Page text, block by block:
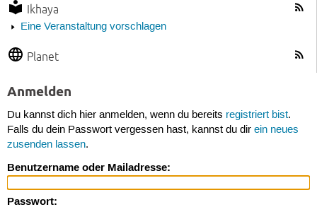
Ikhaya
Eine Veranstaltung vorschlagen
Planet
Anmelden
Du kannst dich hier anmelden, wenn du bereits registriert bist.
Falls du dein Passwort vergessen hast, kannst du dir ein neues
zusenden lassen.
Benutzername oder Mailadresse:
Passwort: